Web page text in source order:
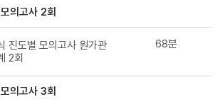
의고사 2회
진도별 모의고사 원가관
2회
68분
의고사 3회